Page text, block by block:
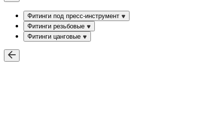
Фитинги под пресс-инструмент
Фитинги резьбовые
Фитинги цанговые